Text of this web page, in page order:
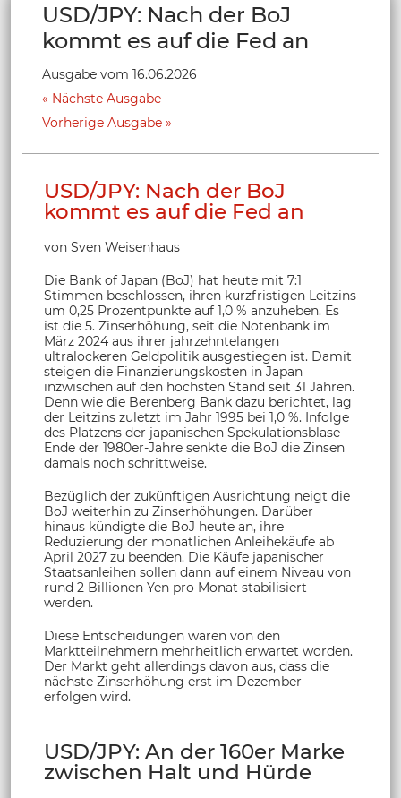
USD/JPY: Nach der BoJ
kommt es auf die Fed an
Ausgabe vom 16.06.2026
Nächste Ausgabe
Vorherige Ausgabe
USD/JPY: Nach der BoJ
kommt es auf die Fed an
von Sven Weisenhaus
Die Bank of Japan (BoJ) hat heute mit 7:1
Stimmen beschlossen, ihren kurzfristigen Leitzins
um 0,25 Prozentpunkte auf 1,0 % anzuheben. Es
ist die 5. Zinserhöhung, seit die Notenbank im
März 2024 aus ihrer jahrzehntelangen
ultralockeren Geldpolitik ausgestiegen ist. Damit
steigen die Finanzierungskosten in Japan
inzwischen auf den höchsten Stand seit 31 Jahren.
Denn wie die Berenberg Bank dazu berichtet, lag
der Leitzins zuletzt im Jahr 1995 bei 1,0 %. Infolge
des Platzens der japanischen Spekulationsblase
Ende der 1980er-Jahre senkte die BoJ die Zinsen
damals noch schrittweise.
Bezüglich der zukünftigen Ausrichtung neigt die
BoJ weiterhin zu Zinserhöhungen. Darüber
hinaus kündigte die BoJ heute an, ihre
Reduzierung der monatlichen Anleihekäufe ab
April 2027 zu beenden. Die Käufe japanischer
Staatsanleihen sollen dann auf einem Niveau von
rund 2 Billionen Yen pro Monat stabilisiert
werden.
Diese Entscheidungen waren von den
Marktteilnehmern mehrheitlich erwartet worden.
Der Markt geht allerdings davon aus, dass die
nächste Zinserhöhung erst im Dezember
erfolgen wird.
USD/JPY: An der 160er Marke
zwischen Halt und Hürde